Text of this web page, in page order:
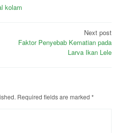
kolam
Next post
Faktor Penyebab Kematian pada
Larva Ikan Lele
Required fields are marked *